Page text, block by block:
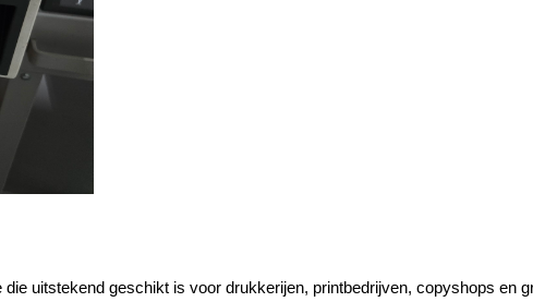
die uitstekend geschikt is voor drukkerijen, printbedrijven, copyshops en